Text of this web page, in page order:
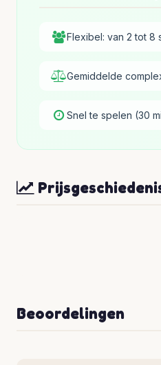
Flexibel: van 2 tot 8
Gemiddelde
Snel te spelen (30
Beoordelingen